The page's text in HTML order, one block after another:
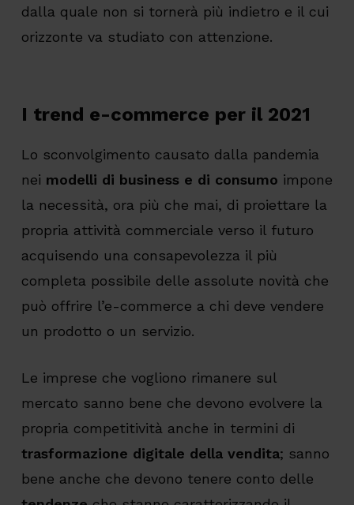
dalla quale non si tornerà più indietro e il cui
orizzonte va studiato con attenzione.
I trend e-commerce per il 2021
Lo sconvolgimento causato dalla pandemia
nei modelli di business e di consumo impone
la necessità, ora più che mai, di proiettare la
propria attività commerciale verso il futuro
acquisendo una consapevolezza il più
completa possibile delle assolute novità che
può offrire l’e-commerce a chi deve vendere
un prodotto o un servizio.
Le imprese che vogliono rimanere sul
mercato sanno bene che devono evolvere la
propria competitività anche in termini di
trasformazione digitale della vendita; sanno
bene anche che devono tenere conto delle